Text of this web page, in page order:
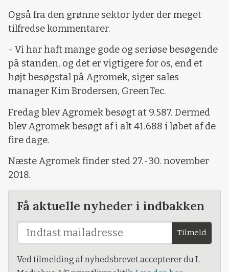
Også fra den grønne sektor lyder der meget
tilfredse kommentarer.
- Vi har haft mange gode og seriøse besøgende
på standen, og det er vigtigere for os, end et
højt besøgstal på Agromek, siger sales
manager Kim Brodersen, GreenTec.
Fredag blev Agromek besøgt at 9.587. Dermed
blev Agromek besøgt af i alt 41.688 i løbet af de
fire dage.
Næste Agromek finder sted 27.-30. november
2018.
Få aktuelle nyheder i indbakken
Tilmeld
Ved tilmelding af nyhedsbrevet accepterer du L-